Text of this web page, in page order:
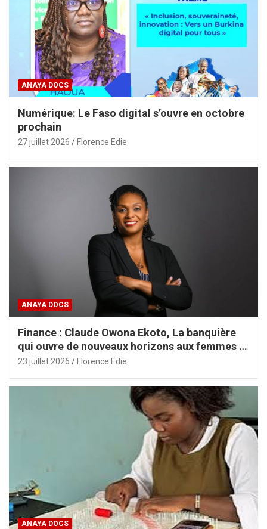
ANAYA DOCS
Numérique: Le Faso digital s’ouvre en octobre
prochain
27 juillet 2026 Florence Edie
ANAYA DOCS
Finance : Claude Owona Ekoto, La banquière
qui ouvre de nouveaux horizons aux femmes et
aux PME africaines
23 juillet 2026 Florence Edie
ANAYA DOCS